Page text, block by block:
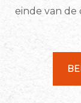
einde van